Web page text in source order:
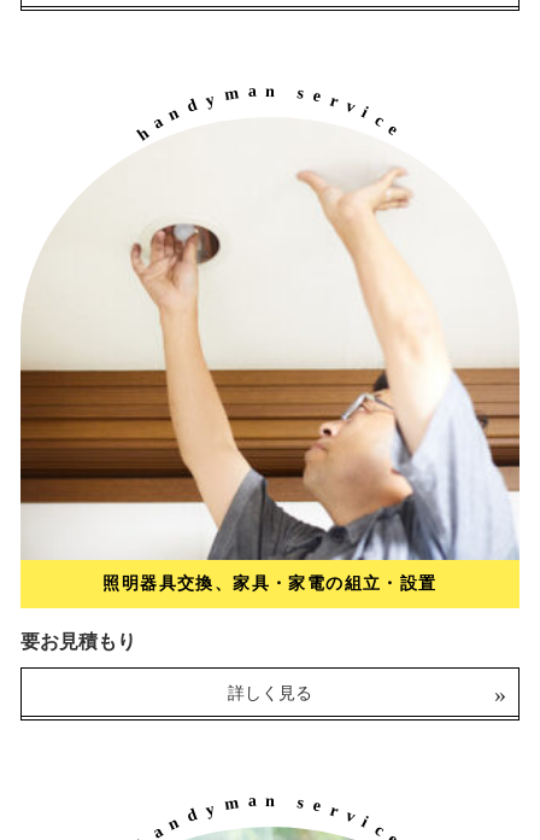
epa ir
タイヤ・チューブ交換
詳しく見る
handym a n s e rvice
照明器具交換、家具・家電の組立・設置
要お見積もり
詳しく見る
andym a n s ervic